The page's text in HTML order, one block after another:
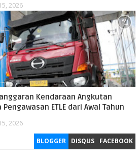
2026
Kendaraan Angkutan
ETLE dari Awal Tahun
2026
BLOGGER DISQUS FACEBOOK